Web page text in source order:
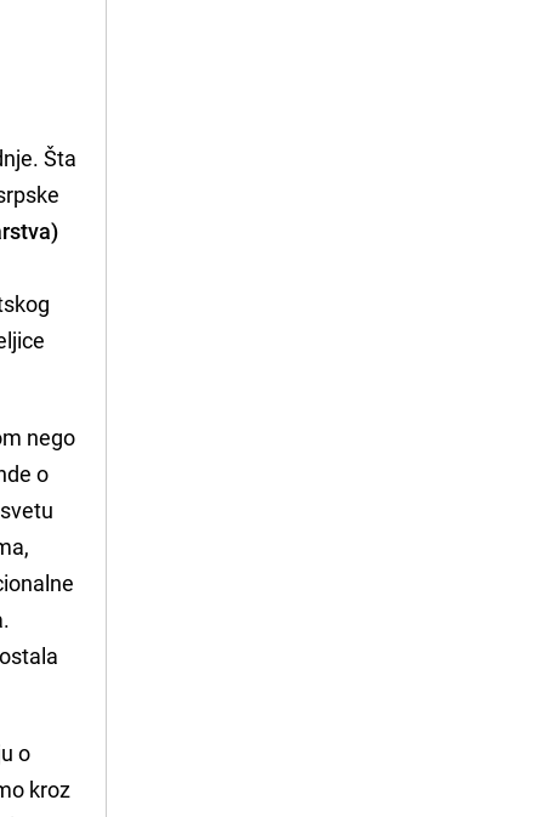
Šta
nego
o
o
kroz